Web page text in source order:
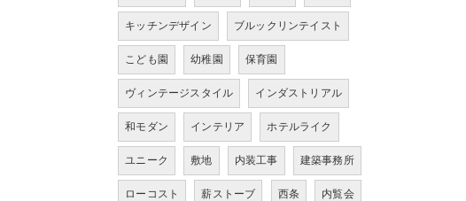
キッチンデザイン ブルックリンテイスト
こども園 幼稚園 保育園
ヴィンテージスタイル インダストリアル
和モダン インテリア ホテルライク
ユニーク 敷地 内装工事 建築事務所
ローコスト 薪ストーブ 西条 内覧会